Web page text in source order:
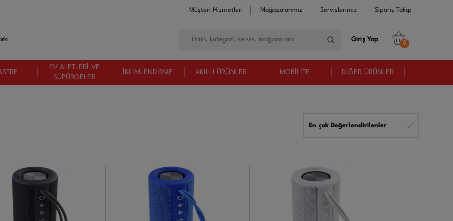
Müşteri Hizmetleri Mağazalarımız Servislerimiz Sipariş Takip
Giriş Yap 0
EV ALETLERİ VE
SÜPÜRGELER
İKLİMLENDİRME AKILLI ÜRÜNLER MOBİLİTE DİĞER ÜRÜNLER
En çok Değerlendirilenler